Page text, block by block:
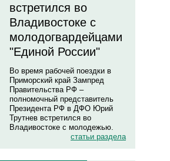
встретился во
Владивостоке с
молодогвардейцами
"Единой России"
Во время рабочей поездки в
Приморский край Зампред
Правительства РФ –
полномочный представитель
Президента РФ в ДФО Юрий
Трутнев встретился во
Владивостоке с молодежью.
статьи раздела